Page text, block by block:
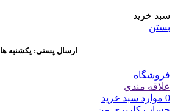
سبد خرید
بستن
ارسال پستی: یکشنبه ها
فروشگاه
علاقه مندی
0 موارد سبد خرید